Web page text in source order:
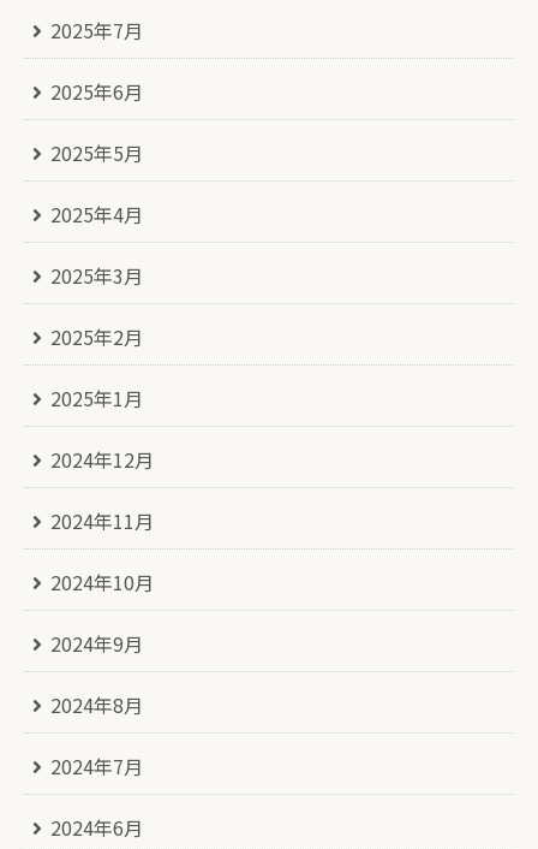
2025年7月
2025年6月
2025年5月
2025年4月
2025年3月
2025年2月
2025年1月
2024年12月
2024年11月
2024年10月
2024年9月
2024年8月
2024年7月
2024年6月